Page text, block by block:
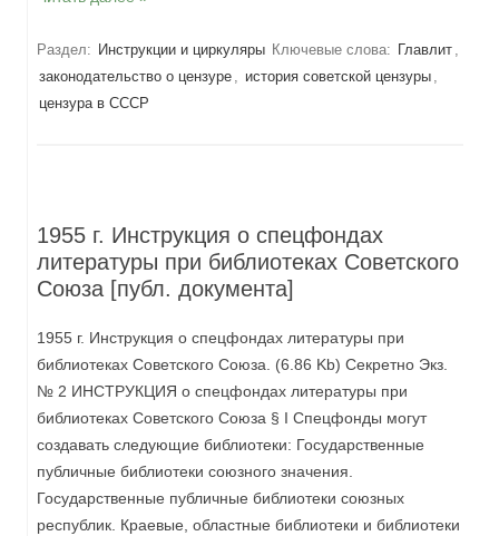
Раздел: Инструкции и циркуляры Ключевые слова: Главлит ,
законодательство о цензуре , история советской цензуры ,
цензура в СССР
1955 г. Инструкция о спецфондах
литературы при библиотеках Советского
Союза [публ. документа]
1955 г. Инструкция о спецфондах литературы при
библиотеках Советского Союза. (6.86 Kb) Секретно Экз.
№ 2 ИНСТРУКЦИЯ о спецфондах литературы при
библиотеках Советского Союза § I Спецфонды могут
создавать следующие библиотеки: Государственные
публичные библиотеки союзного значения.
Государственные публичные библиотеки союзных
республик. Краевые, областные библиотеки и библиотеки